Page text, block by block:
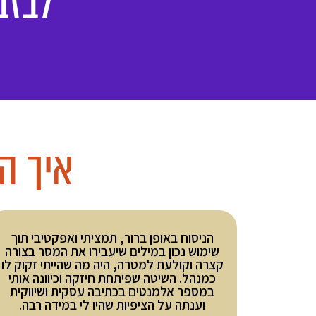
איך
הניסוח באופן ברור, תמציתי ואפקטיבי תוך
שימוש נכון במילים שיעבירו את המסר בצורה
קצרה וקולעת למטרה, היה מה שהייתי זקוק לו
כמנהל. השיטה שפיתחת חיזקה וכיוונה אותי
במספר אלמנטים בכתיבה עסקית ושיווקית
וענתה על הציפיות שהיו לי במידה רבה.